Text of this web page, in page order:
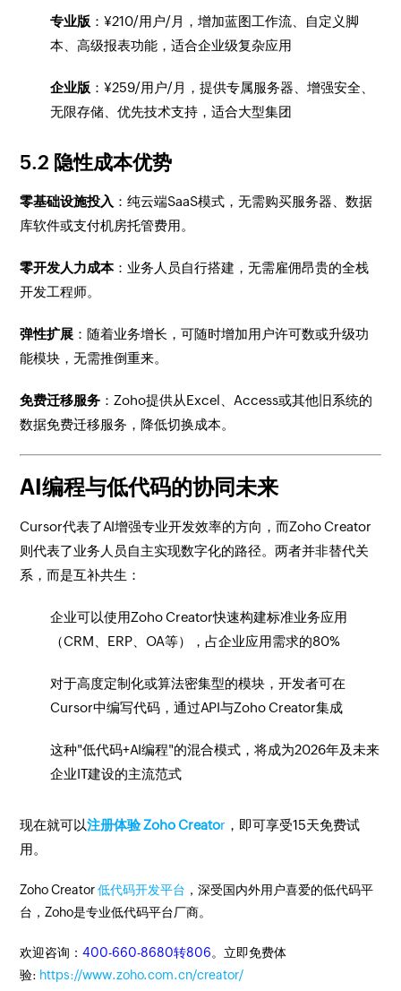
专业版 ：¥210/用户/月，增加蓝图工作流、自定义脚
本、高级报表功能，适合企业级复杂应用
企业版 ：¥259/用户/月，提供专属服务器、增强安全、
无限存储、优先技术支持，适合大型集团
5.2 隐性成本优势
零基础设施投入 ：纯云端SaaS模式，无需购买服务器、数据
库软件或支付机房托管费用。
零开发人力成本：业务人员自行搭建，无需雇佣昂贵的全栈
开发工程师。
弹性扩展 ：随着业务增长，可随时增加用户许可数或升级功
能模块，无需推倒重来。
免费迁移服务 ：Zoho提供从Excel、Access或其他旧系统的
数据免费迁移服务，降低切换成本。
AI编程与低代码的协同未来
Cursor代表了AI增强专业开发效率的方向，而Zoho Creator
则代表了业务人员自主实现数字化的路径。两者并非替代关
系，而是互补共生：
企业可以使用Zoho Creator快速构建标准业务应用
（CRM、ERP、OA等），占企业应用需求的80%
对于高度定制化或算法密集型的模块，开发者可在
Cursor中编写代码，通过API与Zoho Creator集成
这种"低代码+AI编程"的混合模式，将成为2026年及未来
企业IT建设的主流范式
现在就可以注册体验 Zoho Creator ，即可享受15天免费试
用。
Zoho Creator低代码开发平台 ，深受国内外用户喜爱的低代码平
台，Zoho是专业低代码平台厂商。
欢迎咨询：400-660-8680转806。立即免费体
验: https://www.zoho.com.cn/creator/